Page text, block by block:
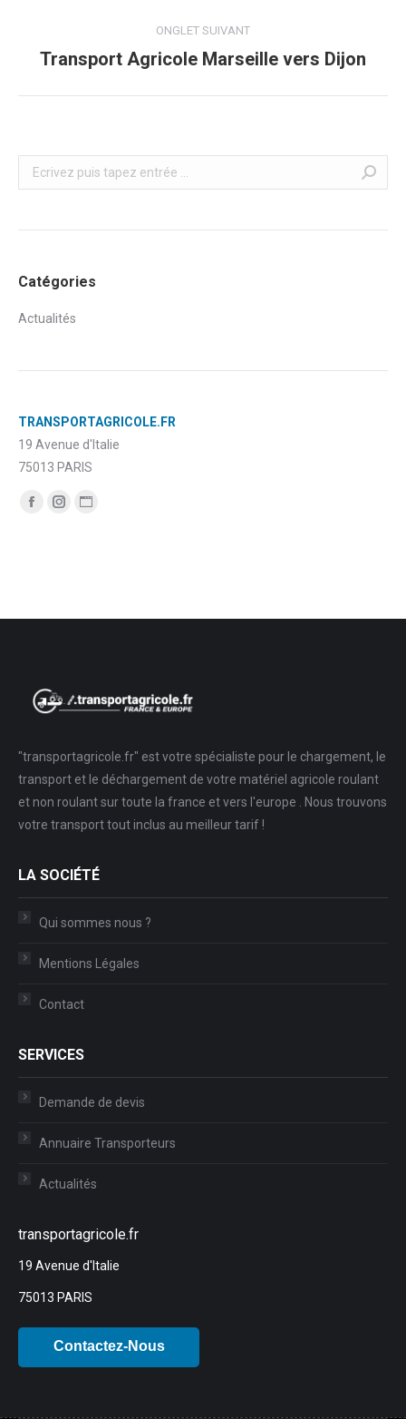
commentaireONGLET SUIVANT
Onglet
Transport Agricole Marseille vers Dijon
Recherche
Catégories
Actualités
TRANSPORTAGRICOLE.FR
19 Avenue d'Italie
75013 PARIS
Trouvez nous sur :
FacebookInstagram
"transportagricole.fr" est votre spécialiste pour le chargement, le
transport et le déchargement de votre matériel agricole roulant
et non roulant sur toute la france et vers l'europe . Nous trouvons
votre transport tout inclus au meilleur tarif !
LA SOCIÉTÉ
Qui sommes nous ?
Mentions Légales
Contact
SERVICES
Demande de devis
Annuaire Transporteurs
Actualités
transportagricole.fr
19 Avenue d'Italie
75013 PARIS